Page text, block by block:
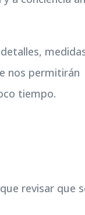
nos permitirán
tiempo.
revisar que